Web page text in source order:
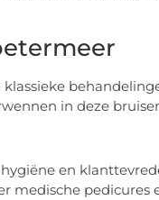
in deze
en
medische pedicures